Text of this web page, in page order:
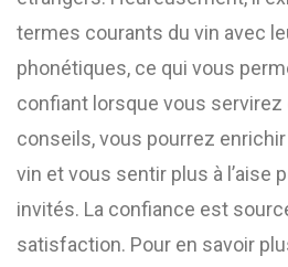
termes courants du vin avec
phonétiques, ce qui vous
confiant lorsque vous servirez
conseils, vous pourrez
vin et vous sentir plus à l’aise
invités. La confiance est
satisfaction. Pour en savoir